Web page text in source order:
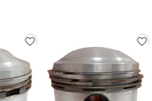
favorite_border favorite_border